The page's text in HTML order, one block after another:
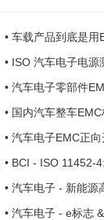
• 车载产品到底是用
• ISO 汽车电子电源
• 汽车电子零部件
• 国内汽车整车EMC
• 汽车电子EMC正
• BCI - ISO 11452-
• 汽车电子 - 新能源
• 汽车电子 - e标志